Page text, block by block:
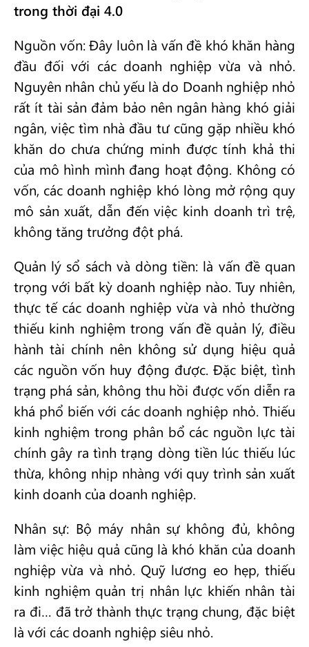
trong thời đại 4.0
Nguồn vốn: Đây luôn là vấn đề khó khăn hàng
đầu đối với các doanh nghiệp vừa và nhỏ.
Nguyên nhân chủ yếu là do Doanh nghiệp nhỏ
rất ít tài sản đảm bảo nên ngân hàng khó giải
ngân, việc tìm nhà đầu tư cũng gặp nhiều khó
khăn do chưa chứng minh được tính khả thi
của mô hình mình đang hoạt động. Không có
vốn, các doanh nghiệp khó lòng mở rộng quy
mô sản xuất, dẫn đến việc kinh doanh trì trệ,
không tăng trưởng đột phá.
Quản lý sổ sách và dòng tiền: là vấn đề quan
trọng với bất kỳ doanh nghiệp nào. Tuy nhiên,
thực tế các doanh nghiệp vừa và nhỏ thường
thiếu kinh nghiệm trong vấn đề quản lý, điều
hành tài chính nên không sử dụng hiệu quả
các nguồn vốn huy động được. Đặc biệt, tình
trạng phá sản, không thu hồi được vốn diễn ra
khá phổ biến với các doanh nghiệp nhỏ. Thiếu
kinh nghiệm trong phân bổ các nguồn lực tài
chính gây ra tình trạng dòng tiền lúc thiếu lúc
thừa, không nhịp nhàng với quy trình sản xuất
kinh doanh của doanh nghiệp.
Nhân sự: Bộ máy nhân sự không đủ, không
làm việc hiệu quả cũng là khó khăn của doanh
nghiệp vừa và nhỏ. Quỹ lương eo hẹp, thiếu
kinh nghiệm quản trị nhân lực khiến nhân tài
ra đi… đã trở thành thực trạng chung, đặc biệt
là với các doanh nghiệp siêu nhỏ.